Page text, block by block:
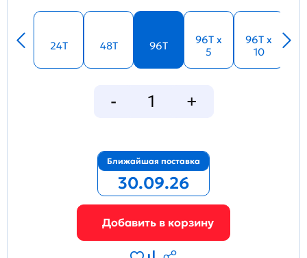
24T 48T 96T
96T x
5
96T x
10
Ближайшая поставка
30.09.26